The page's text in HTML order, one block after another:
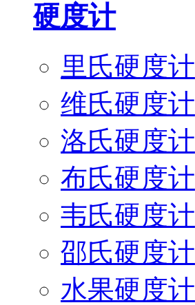
硬度计
里氏硬度计
维氏硬度计
洛氏硬度计
布氏硬度计
韦氏硬度计
邵氏硬度计
水果硬度计